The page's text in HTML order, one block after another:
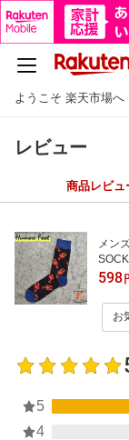
ようこそ 楽天市場へ
レビュー
商品レビュ
メン
い 一
598
お
5
4